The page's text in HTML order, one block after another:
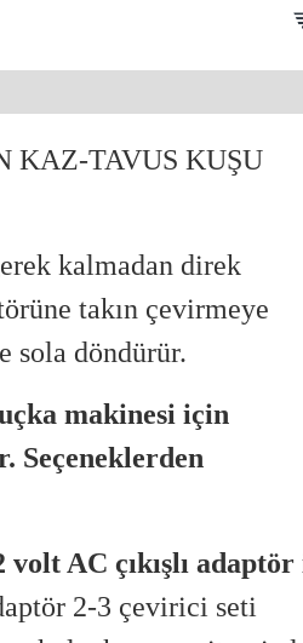
KAZ-TAVUS KUŞU
kalmadan direk
takın çevirmeye
sola döndürür.
makinesi için
Seçeneklerden
AC çıkışlı adaptör
2-3 çevirici seti